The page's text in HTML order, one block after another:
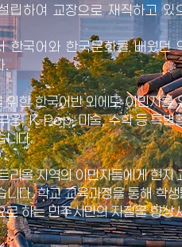
립하여 교장으로 재직하고
한국어와 한국문화를 배웠
.
위한 한국어반 외에도 이민자를
용, K-Pop, 미술, 수학 등 특별
니다.
리올 지역의 이민자들에게 현지
니다. 학교 교육과정을 통해 학
로 하는 민주시민의 자질을 향상